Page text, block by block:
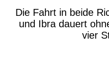
Die Fahrt in beide
und Ibra dauert
vier